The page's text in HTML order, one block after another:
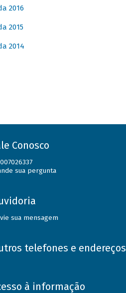
2016
2015
2014
Conosco
sua pergunta
sua mensagem
telefones e endereços
à informação